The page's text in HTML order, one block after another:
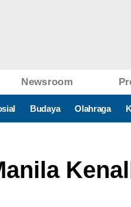
Newsroom
Budaya Olahraga